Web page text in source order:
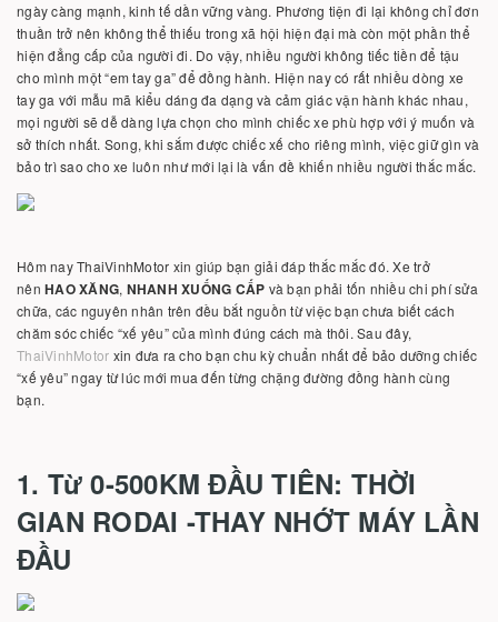
ngày càng mạnh, kinh tế dần vững vàng. Phương tiện đi lại không chỉ đơn
thuần trở nên không thể thiếu trong xã hội hiện đại mà còn một phần thể
hiện đẳng cấp của người đi. Do vậy, nhiều người không tiếc tiền để tậu
cho mình một “em tay ga” để đồng hành. Hiện nay có rất nhiều dòng xe
tay ga với mẫu mã kiểu dáng đa dạng và cảm giác vận hành khác nhau,
mọi người sẽ dễ dàng lựa chọn cho mình chiếc xe phù hợp với ý muốn và
sở thích nhất. Song, khi sắm được chiếc xế cho riêng mình, việc giữ gìn và
bảo trì sao cho xe luôn như mới lại là vấn đề khiến nhiều người thắc mắc.
Hôm nay ThaiVinhMotor xin giúp bạn giải đáp thắc mắc đó. Xe trở
nên HAO XĂNG, NHANH XUỐNG CẤP và bạn phải tốn nhiều chi phí sửa
chữa, các nguyên nhân trên đều bắt nguồn từ việc bạn chưa biết cách
chăm sóc chiếc “xế yêu” của mình đúng cách mà thôi. Sau đây,
ThaiVinhMotor xin đưa ra cho bạn chu kỳ chuẩn nhất để bảo dưỡng chiếc
“xế yêu” ngay từ lúc mới mua đến từng chặng đường đồng hành cùng
bạn.
1. Từ 0-500KM ĐẦU TIÊN: THỜI
GIAN RODAI -THAY NHỚT MÁY LẦN
ĐẦU